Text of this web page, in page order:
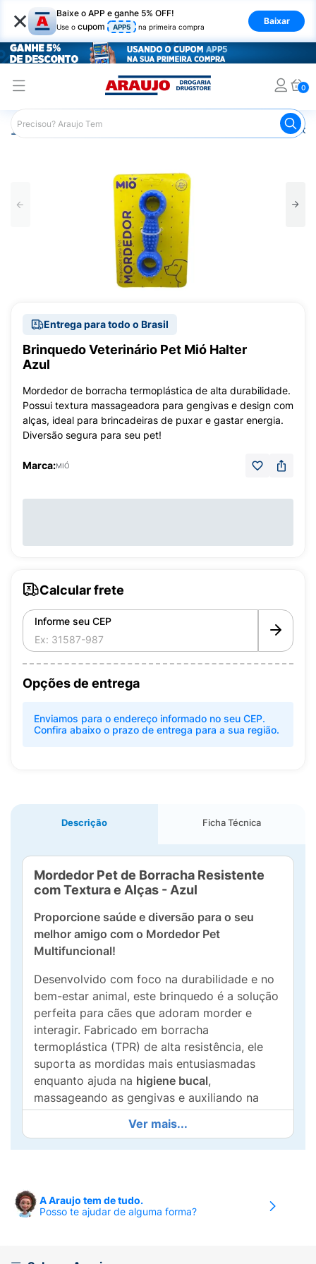
× Baixe o APP e ganhe 5% OFF!
Use o cupom APP5 na primeira compra
Baixar
0
Araujo Pet Shop Brinquedos para
Entrega para todo o Brasil
Brinquedo Veterinário Pet Mió Halter
Azul
Mordedor de borracha termoplástica de alta durabilidade.
Possui textura massageadora para gengivas e design com
alças, ideal para brincadeiras de puxar e gastar energia.
Diversão segura para seu pet!
Marca:MIÓ
Calcular frete
Informe seu CEP
Opções de entrega
Enviamos para o endereço informado no seu CEP.
Confira abaixo o prazo de entrega para a sua região.
Descrição Ficha Técnica
Mordedor Pet de Borracha Resistente
com Textura e Alças - Azul
Proporcione saúde e diversão para o seu
melhor amigo com o Mordedor Pet
Multifuncional!
Desenvolvido com foco na durabilidade e no
bem-estar animal, este brinquedo é a solução
perfeita para cães que adoram morder e
interagir. Fabricado em borracha
termoplástica (TPR) de alta resistência, ele
suporta as mordidas mais entusiasmadas
enquanto ajuda na higiene bucal,
massageando as gengivas e auxiliando na
redução do tártaro graças à sua superfície
com textura de relevo.
alças circulares facilita a pegada tanto para
o pet quanto para o tutor, sendo excelente
Ver mais...
A Araujo tem de tudo.
Posso te ajudar de alguma forma?